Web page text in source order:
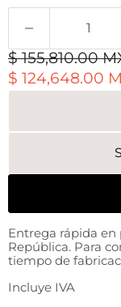
Precio original
$ 155,810.00
$ 124,648.00
Entrega rápida en
República. Para
tiempo de
Incluye IVA